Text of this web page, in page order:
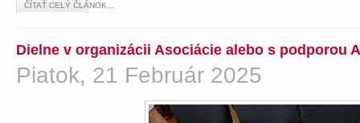
ČÍTAŤ CELÝ ČLÁNOK...
Dielne v organizácii Asociácie alebo s podporou
Piatok, 21 Február 2025